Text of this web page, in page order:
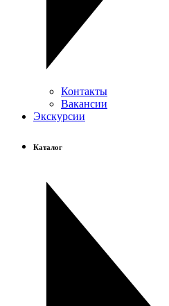
Контакты
Вакансии
Экскурсии
Каталог